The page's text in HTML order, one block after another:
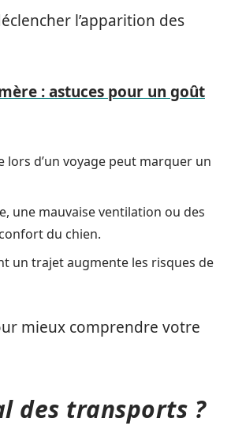
l’apparition des
: astuces pour un goût
d’un voyage peut marquer un
une mauvaise ventilation ou des
du chien.
un trajet augmente les risques de
mieux comprendre votre
des transports ?